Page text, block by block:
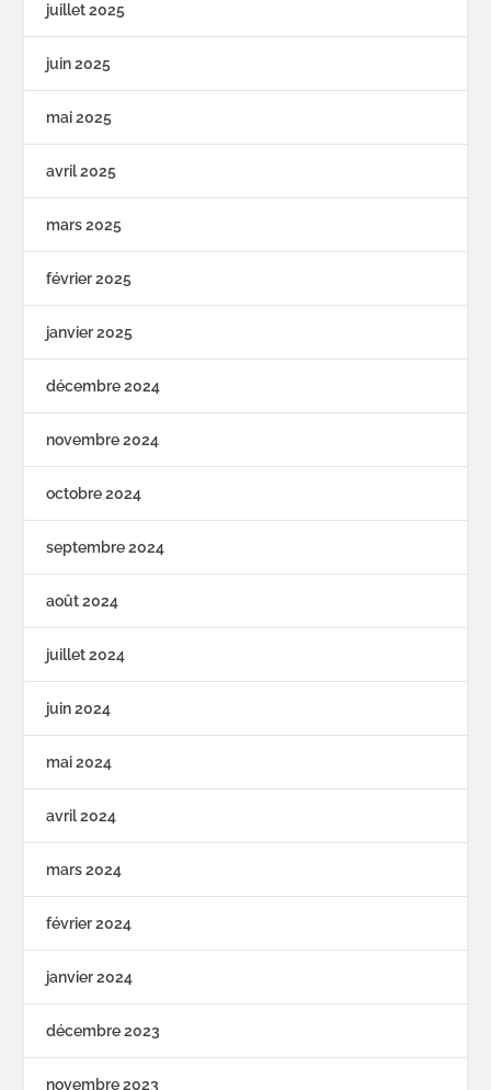
juillet 2025
juin 2025
mai 2025
avril 2025
mars 2025
février 2025
janvier 2025
décembre 2024
novembre 2024
octobre 2024
septembre 2024
août 2024
juillet 2024
juin 2024
mai 2024
avril 2024
mars 2024
février 2024
janvier 2024
décembre 2023
novembre 2023